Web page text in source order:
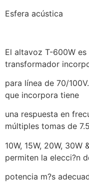
Esfera acústica
El altavoz T-600W
transformador
para línea de 70/
que incorpora tiene
una respuesta en
múltiples tomas de
10W, 15W, 20W,
permiten la elecci?n
potencia m?s